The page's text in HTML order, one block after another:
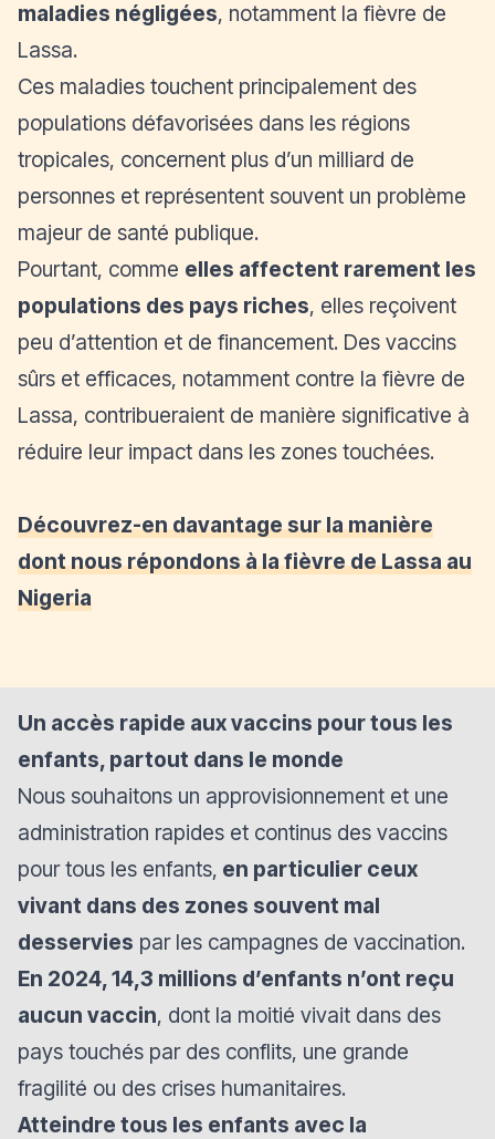
maladies négligées, notamment la fièvre de
Lassa.
Ces maladies touchent principalement des
populations défavorisées dans les régions
tropicales, concernent plus d’un milliard de
personnes et représentent souvent un problème
majeur de santé publique.
Pourtant, comme elles affectent rarement les
populations des pays riches, elles reçoivent
peu d’attention et de financement. Des vaccins
sûrs et efficaces, notamment contre la fièvre de
Lassa, contribueraient de manière significative à
réduire leur impact dans les zones touchées.
Découvrez-en davantage sur la manière
dont nous répondons à la fièvre de Lassa au
Nigeria
Un accès rapide aux vaccins pour tous les
enfants, partout dans le monde
Nous souhaitons un approvisionnement et une
administration rapides et continus des vaccins
pour tous les enfants, en particulier ceux
vivant dans des zones souvent mal
desservies par les campagnes de vaccination.
En 2024, 14,3 millions d’enfants n’ont reçu
aucun vaccin, dont la moitié vivait dans des
pays touchés par des conflits, une grande
fragilité ou des crises humanitaires.
Atteindre tous les enfants avec la